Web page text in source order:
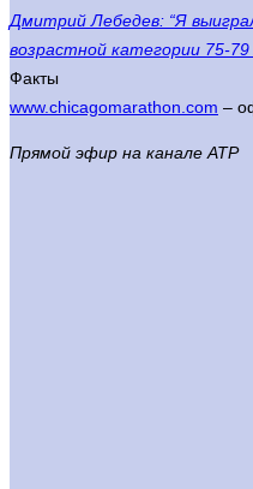
Дмитрий Лебедев: “Я
возрастной категории 75-
Факты
www.chicagomarathon.com –
Прямой эфир на канале АТР